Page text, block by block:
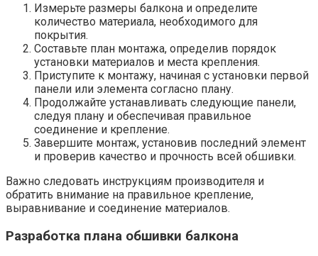
Измерьте размеры балкона и определите
количество материала, необходимого для
покрытия.​
Составьте план монтажа, определив порядок
установки материалов и места крепления.
Приступите к монтажу, начиная с установки первой
панели или элемента согласно плану.​
Продолжайте устанавливать следующие панели,
следуя плану и обеспечивая правильное
соединение и крепление.
Завершите монтаж, установив последний элемент
и проверив качество и прочность всей обшивки.​
Важно следовать инструкциям производителя и
обратить внимание на правильное крепление,
выравнивание и соединение материалов.
Разработка плана обшивки балкона